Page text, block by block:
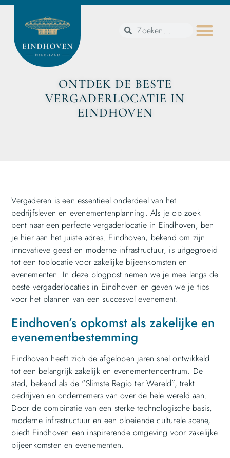
ONTDEK DE BESTE
VERGADERLOCATIE IN
EINDHOVEN
Vergaderen is een essentieel onderdeel van het
bedrijfsleven en evenementenplanning. Als je op zoek
bent naar een perfecte vergaderlocatie in Eindhoven, ben
je hier aan het juiste adres. Eindhoven, bekend om zijn
innovatieve geest en moderne infrastructuur, is uitgegroeid
tot een toplocatie voor zakelijke bijeenkomsten en
evenementen. In deze blogpost nemen we je mee langs de
beste vergaderlocaties in Eindhoven en geven we je tips
voor het plannen van een succesvol evenement.
Eindhoven’s opkomst als zakelijke en
evenementbestemming
Eindhoven heeft zich de afgelopen jaren snel ontwikkeld
tot een belangrijk zakelijk en evenementencentrum. De
stad, bekend als de “Slimste Regio ter Wereld”, trekt
bedrijven en ondernemers van over de hele wereld aan.
Door de combinatie van een sterke technologische basis,
moderne infrastructuur en een bloeiende culturele scene,
biedt Eindhoven een inspirerende omgeving voor zakelijke
bijeenkomsten en evenementen.